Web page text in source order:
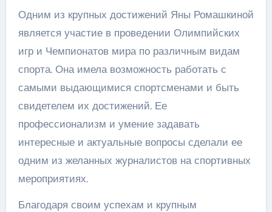
Одним из крупных достижений Яны Ромашкиной
является участие в проведении Олимпийских
игр и Чемпионатов мира по различным видам
спорта. Она имела возможность работать с
самыми выдающимися спортсменами и быть
свидетелем их достижений. Ее
профессионализм и умение задавать
интересные и актуальные вопросы сделали ее
одним из желанных журналистов на спортивных
мероприятиях.
Благодаря своим успехам и крупным